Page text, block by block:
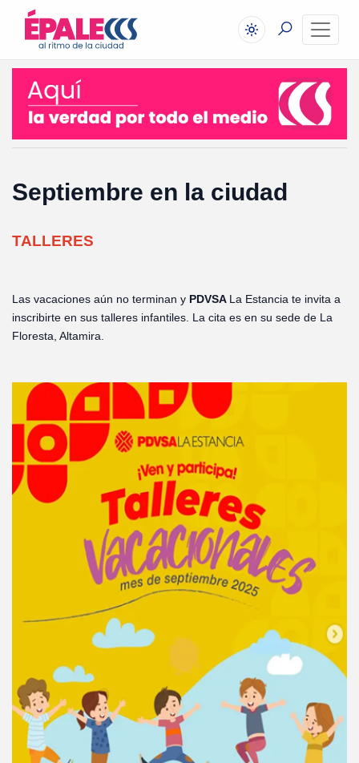
Septiembre en la ciudad
TALLERES
Las vacaciones aún no terminan y PDVSA La Estancia te invita a
inscribirte en sus talleres infantiles. La cita es en su sede de La
Floresta, Altamira.